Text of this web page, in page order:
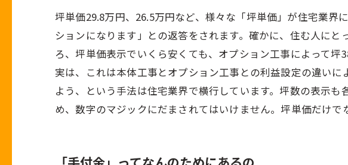
坪単価29.8万円、26.5万円など、様々な「坪単価」が住宅業
ションになります」との返答をされます。確かに、住む人に
ろ、坪単価表示でいくら安くても、オプション工事によって坪
実は、これは本体工事とオプション工事との利益設定の違い
よう、という手法は住宅業界で横行しています。坪数の表示
め、数字のマジックにだまされてはいけません。坪単価だけ